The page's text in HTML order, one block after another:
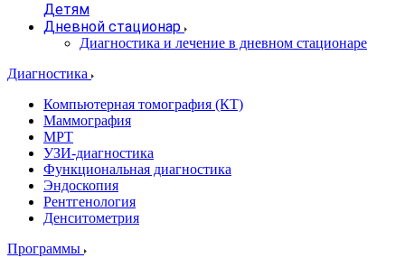
Детям
Дневной стационар
Диагностика и лечение в дневном стационаре
Диагностика
Компьютерная томография (КТ)
Маммография
МРТ
УЗИ-диагностика
Функциональная диагностика
Эндоскопия
Рентгенология
Денситометрия
Программы